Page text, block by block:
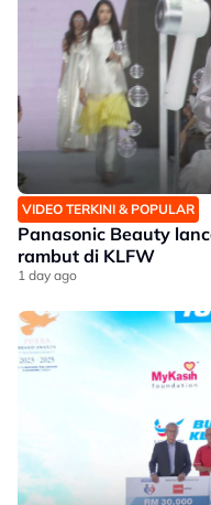
VIDEO TERKINI & POPULAR
Panasonic Beauty
rambut di KLFW
1 day ago